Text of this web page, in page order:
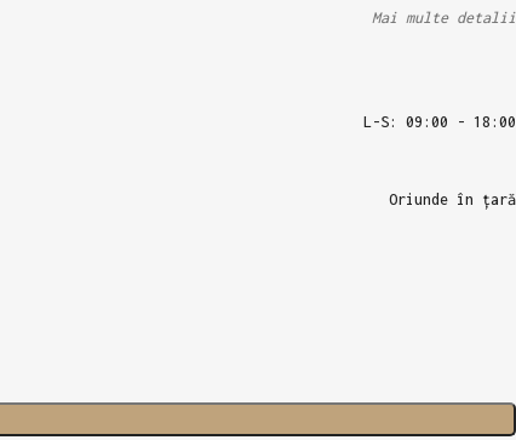
Mai multe detalii
L-S: 09:00 - 18:00
Oriunde în țară